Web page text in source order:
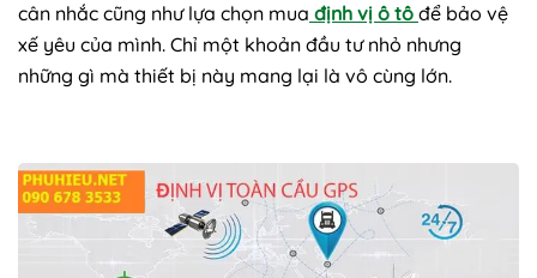
cân nhắc cũng như lựa chọn mua định vị ô tô để bảo vệ
xế yêu của mình. Chỉ một khoản đầu tư nhỏ nhưng
những gì mà thiết bị này mang lại là vô cùng lớn.